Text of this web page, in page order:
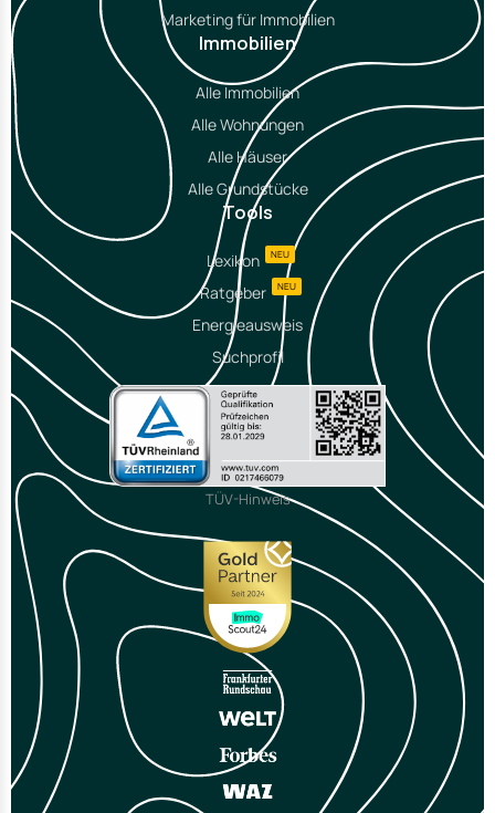
Marketing für Immobilien
Immobilien
Alle Immobilien
Alle Wohnungen
Alle Häuser
Alle Grundstücke
Tools
Lexikon NEU
Ratgeber NEU
Energieausweis
Suchprofil
TÜV-Hinweis